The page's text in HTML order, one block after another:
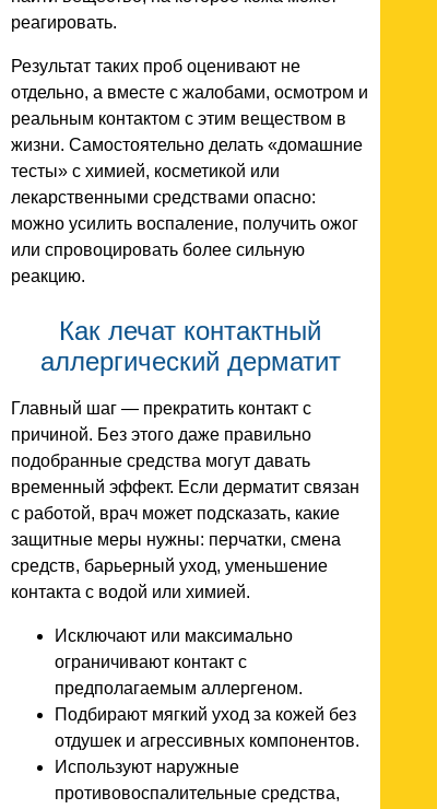
реагировать.
Результат таких проб оценивают не
отдельно, а вместе с жалобами, осмотром и
реальным контактом с этим веществом в
жизни. Самостоятельно делать «домашние
тесты» с химией, косметикой или
лекарственными средствами опасно:
можно усилить воспаление, получить ожог
или спровоцировать более сильную
реакцию.
Как лечат контактный
аллергический дерматит
Главный шаг — прекратить контакт с
причиной. Без этого даже правильно
подобранные средства могут давать
временный эффект. Если дерматит связан
с работой, врач может подсказать, какие
защитные меры нужны: перчатки, смена
средств, барьерный уход, уменьшение
контакта с водой или химией.
Исключают или максимально
ограничивают контакт с
предполагаемым аллергеном.
Подбирают мягкий уход за кожей без
отдушек и агрессивных компонентов.
Используют наружные
противовоспалительные средства,